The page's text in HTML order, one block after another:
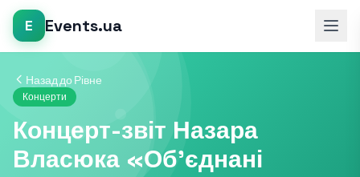
E Events.ua
Назад до Рівне
Концерти
Концерт-звіт Назара
Власюка «Об’єднані